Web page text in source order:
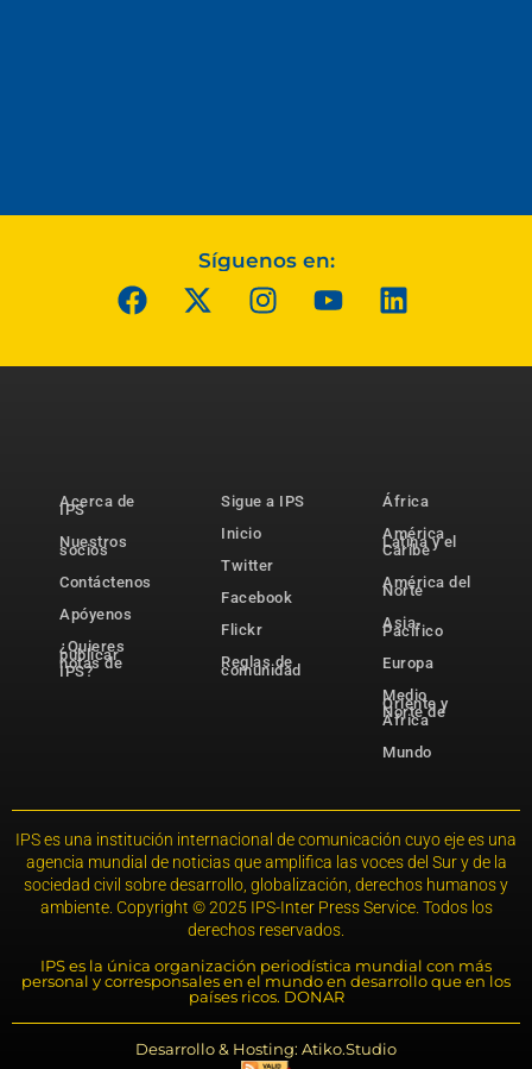
Síguenos en:
Acerca de
IPS
Nuestros
socios
Contáctenos
Apóyenos
¿Quieres
publicar
notas de
IPS?
Sigue a IPS
Inicio
Twitter
Facebook
Flickr
Reglas de
comunidad
África
América
Latina y el
Caribe
América del
Norte
Asia-
Pacífico
Europa
Medio
Oriente y
Norte de
África
Mundo
IPS es una institución internacional de comunicación cuyo eje es una
agencia mundial de noticias que amplifica las voces del Sur y de la
sociedad civil sobre desarrollo, globalización, derechos humanos y
ambiente. Copyright © 2025 IPS-Inter Press Service. Todos los
derechos reservados.
IPS es la única organización periodística mundial con más
personal y corresponsales en el mundo en desarrollo que en los
países ricos. DONAR
Desarrollo & Hosting: Atiko.Studio